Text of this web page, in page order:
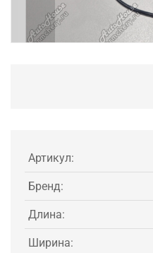
Артикул:
Бренд:
Длина:
Ширина: